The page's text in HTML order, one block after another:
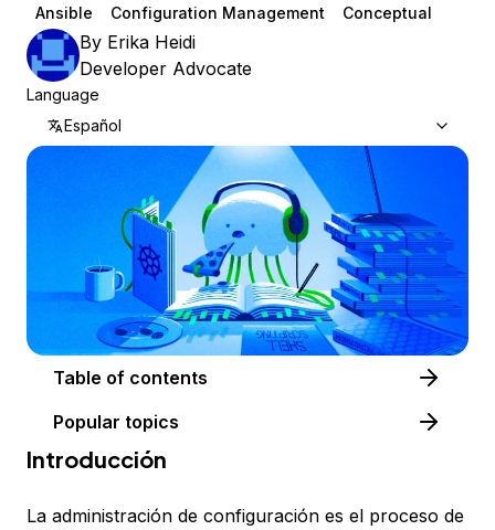
Ansible Configuration Management Conceptual
By Erika Heidi
Developer Advocate
Language
Español
Table of contents
Popular topics
Introducción
La administración de configuración es el proceso de